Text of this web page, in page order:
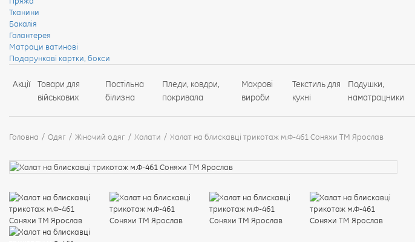
Тканини
Бакалія
Галантерея
Матраци ватинові
Подарункові картки, бокси
Акції
Товари для
військових
Постільна
білизна
Пледи, ковдри,
покривала
Махрові
вироби
Текстиль для
кухні
Подушки,
наматрацники
Головна Одяг Жіночий одяг Халати Халат на блискавці трикотаж м.Ф-461 Соняхи ТМ Ярослав